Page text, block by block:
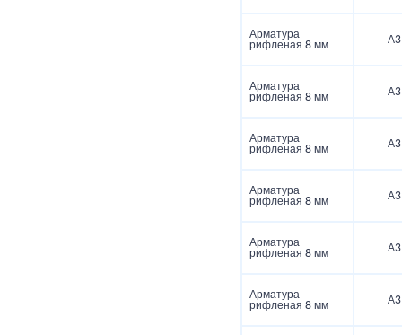
Арматура
рифленая 8 мм
А3
Арматура
рифленая 8 мм
А3
Арматура
рифленая 8 мм
А3
Арматура
рифленая 8 мм
А3
Арматура
рифленая 8 мм
А3
Арматура
рифленая 8 мм
А3